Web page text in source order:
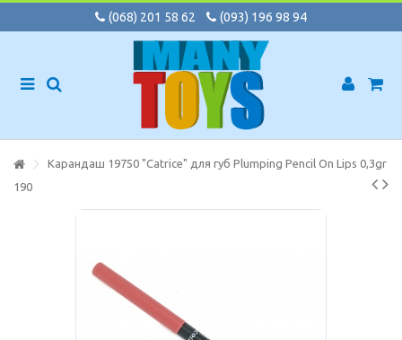
(068) 201 58 62 (093) 196 98 94
Карандаш 19750 "Catrice" для губ Plumping Pencil On Lips 0,3gr
190